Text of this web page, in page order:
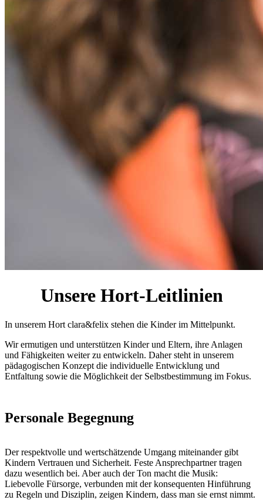
Unsere Hort-Leitlinien
In unserem Hort clara&felix stehen die Kinder im Mittelpunkt.
Wir ermutigen und unterstützen Kinder und Eltern, ihre Anlagen
und Fähigkeiten weiter zu entwickeln. Daher steht in unserem
pädagogischen Konzept die individuelle Entwicklung und
Entfaltung sowie die Möglichkeit der Selbstbestimmung im Fokus.
Personale Begegnung
Der respektvolle und wertschätzende Umgang miteinander gibt
Kindern Vertrauen und Sicherheit. Feste Ansprechpartner tragen
dazu wesentlich bei. Aber auch der Ton macht die Musik:
Liebevolle Fürsorge, verbunden mit der konsequenten Hinführung
zu Regeln und Disziplin, zeigen Kindern, dass man sie ernst nimmt.